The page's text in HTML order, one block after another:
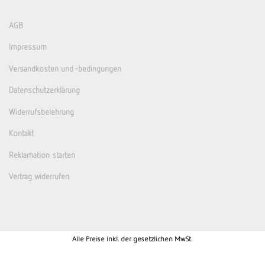
AGB
Impressum
Versandkosten und -bedingungen
Datenschutzerklärung
Widerrufsbelehrung
Kontakt
Reklamation starten
Vertrag widerrufen
Alle Preise inkl. der gesetzlichen MwSt.